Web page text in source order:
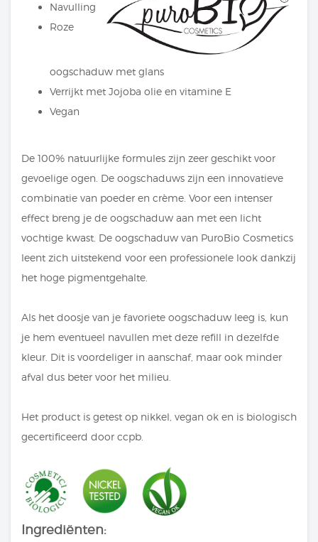
Navulling
Roze
oogschaduw met glans
Verrijkt met Jojoba olie en vitamine E
Vegan
De 100% natuurlijke formules zijn zeer geschikt voor
gevoelige ogen. De oogschaduws zijn een innovatieve
combinatie van poeder en crème. Voor een intenser
effect breng je de oogschaduw aan met een licht
vochtige kwast. De oogschaduw van PuroBio Cosmetics
leent zich uitstekend voor een professionele look dankzij
het hoge pigmentgehalte.
Als het doosje van je favoriete oogschaduw leeg is, kun
je hem eventueel navullen met deze refill in dezelfde
kleur. Dit is voordeliger in aanschaf, maar ook minder
afval dus beter voor het milieu.
Het product is getest op nikkel, vegan ok en is biologisch
gecertificeerd door ccpb.
Ingrediënten: